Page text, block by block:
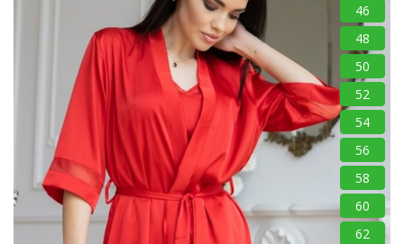
46
48
50
52
54
56
58
60
62